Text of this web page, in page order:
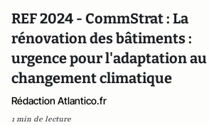
REF 2024 - CommStrat : La
rénovation des bâtiments :
urgence pour l'adaptation au
changement climatique
Rédaction Atlantico.fr
1 min de lecture